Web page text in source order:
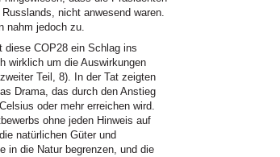
nicht anwesend waren.
nahm jedoch zu.
COP28 ein Schlag ins
wirklich um die Auswirkungen
Teil, 8). In der Tat zeigten
Drama, das durch den Anstieg
oder mehr erreichen wird.
ohne jeden Hinweis auf
natürlichen Güter und
in die Natur begrenzen, und die